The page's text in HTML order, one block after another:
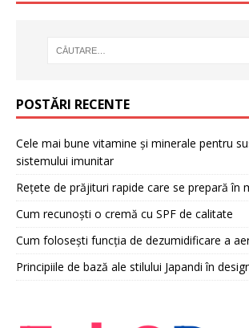
POSTĂRI RECENTE
Cele mai bune vitamine și minerale pentru
sistemului imunitar
Rețete de prăjituri rapide care se prepară în
Cum recunoști o cremă cu SPF de calitate
Cum folosești funcția de dezumidificare a
Principiile de bază ale stilului Japandi în